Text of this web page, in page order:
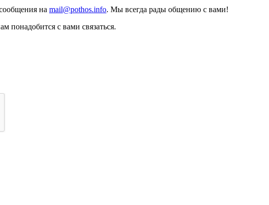
на mail@pothos.info. Мы всегда рады общению с вами!
понадобится с вами связаться.